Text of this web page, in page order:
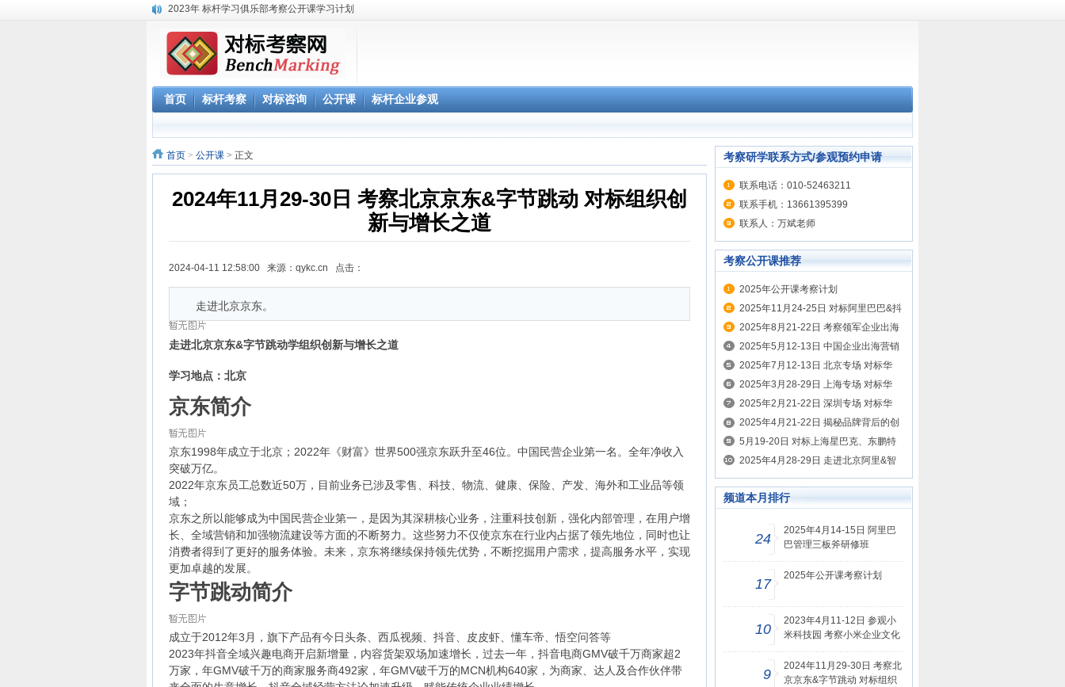
2023年 标杆学习俱乐部考察公开课学习计划
华北标杆企业目录
华东标杆企业目录
参观深圳柔宇科技 考察产品与技术创新 体验柔性显示3D影院
《解密阿里巴巴政委体系》大纲-1天
赴腾讯参观“向腾讯学管理”六项课程体系
阿里巴巴数字化组织及领导力课程
首页 标杆考察 对标咨询 公开课 标杆企业参观
首页 > 公开课 > 正文
2024年11月29-30日 考察北京京东&字节跳动 对标组织创
新与增长之道
2024-04-11 12:58:00 来源：qykc.cn 点击：
走进北京京东。
走进北京京东&字节跳动学组织创新与增长之道
学习地点：北京
京东简介
京东1998年成立于北京；2022年《财富》世界500强京东跃升至46位。中国民营企业第一名。全年净收入
突破万亿。
2022年京东员工总数近50万，目前业务已涉及零售、科技、物流、健康、保险、产发、海外和工业品等领
域；
京东之所以能够成为中国民营企业第一，是因为其深耕核心业务，注重科技创新，强化内部管理，在用户增
长、全域营销和加强物流建设等方面的不断努力。这些努力不仅使京东在行业内占据了领先地位，同时也让
消费者得到了更好的服务体验。未来，京东将继续保持领先优势，不断挖掘用户需求，提高服务水平，实现
更加卓越的发展。
字节跳动简介
成立于2012年3月，旗下产品有今日头条、西瓜视频、抖音、皮皮虾、懂车帝、悟空问答等
2023年抖音全域兴趣电商开启新增量，内容货架双场加速增长，过去一年，抖音电商GMV破千万商家超2
万家，年GMV破千万的商家服务商492家，年GMV破千万的MCN机构640家，为商家、达人及合作伙伴带
考察研学联系方式/参观预约申请
联系电话：010-52463211
联系手机：13661395399
联系人：万斌老师
考察公开课推荐
2025年公开课考察计划
2025年11月24-25日 对标阿里巴巴&抖
音&网易 学企业出海营销实战
2025年8月21-22日 考察领军企业出海
秘籍 对标华为、联想、传音 出海实战
案例
2025年5月12-13日 中国企业出海营销
的制胜之道 考察美的、名创优品、希音
2025年7月12-13日 北京专场 对标华
为、腾讯、京东 学HRBP如何为业务创
造价值
2025年3月28-29日 上海专场 对标华
为、腾讯学HRBP如何为业务创造价值
2025年2月21-22日 深圳专场 对标华
为、腾讯学HRBP如何为业务创造价值
2025年4月21-22日 揭秘品牌背后的创
新营销密码 对标小红书、抖音、瑞幸咖
啡、东鹏特饮
5月19-20日 对标上海星巴克、东鹏特
饮、霸王茶姬、泰山原浆 学习智慧零售
打造
2025年4月28-29日 走进北京阿里&智
谱&京东&华为 对标AI赋能企业增长的
新纪元
频道本月排行
24
2025年4月14-15日 阿里巴
巴管理三板斧研修班
17
2025年公开课考察计划
10
2023年4月11-12日 参观小
米科技园 考察小米企业文化
9
2024年11月29-30日 考察北
京京东&字节跳动 对标组织